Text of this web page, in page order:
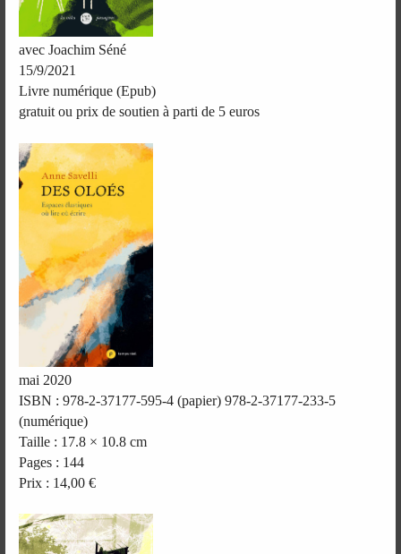
avec Joachim Séné
15/9/2021
Livre numérique (Epub)
gratuit ou prix de soutien à parti de 5 euros
mai 2020
ISBN : 978-2-37177-595-4 (papier) 978-2-37177-233-5
(numérique)
Taille : 17.8 × 10.8 cm
Pages : 144
Prix : 14,00 €